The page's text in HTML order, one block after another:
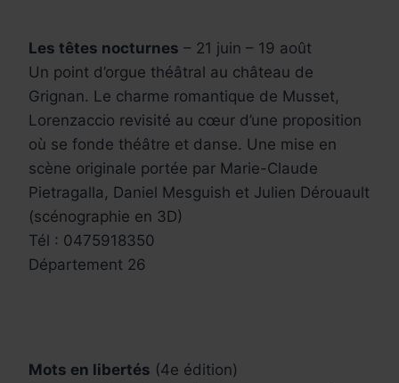
Les têtes nocturnes – 21 juin – 19 août
Un point d’orgue théâtral au château de
Grignan. Le charme romantique de Musset,
Lorenzaccio revisité au cœur d’une proposition
où se fonde théâtre et danse. Une mise en
scène originale portée par Marie-Claude
Pietragalla, Daniel Mesguish et Julien Dérouault
(scénographie en 3D)
Tél : 0475918350
Département 26
Mots en libertés (4e édition)